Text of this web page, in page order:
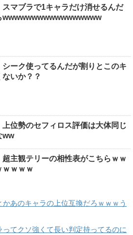
スマブラで1キャラだけ消せるんだ
wwwwwwwwwwwwwwwww
シーク使ってるんだが割りとこのキ
ないか？？
上位勢のセフィロス評価は大体同じ
ww
超主観テリーの相性表がこちらｗｗ
ｗｗｗｗ
かあのキャラの上位互換だろｗｗｗう
ってクソ強くて長い判定持ってるのに